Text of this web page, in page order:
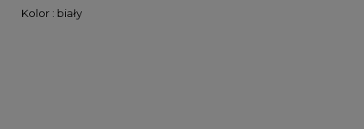
Kolor : biały